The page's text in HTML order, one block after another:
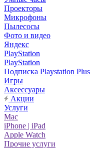
Проекторы
Микрофоны
Пылесосы
Фото и видео
Яндекс
PlayStation
PlayStation
Подписка Playstation Plus
Игры
Аксессуары
Акции
Услуги
Mac
iPhone | iPad
Apple Watch
Прочие услуги